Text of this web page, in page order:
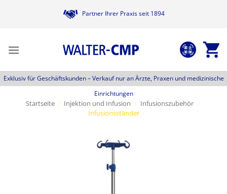
Partner Ihrer Praxis seit 1894
Exklusiv für Geschäftskunden –Verkauf nur an Ärzte, Praxen und medizinische
Einrichtungen
Startseite / Injektion und Infusion / Infusionszubehör /
Infusionsständer